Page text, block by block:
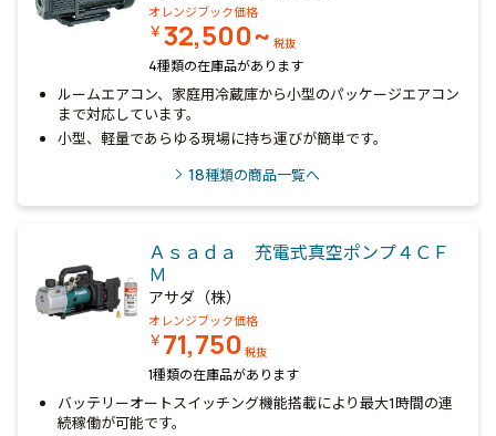
オレンジブック価格
￥32,500~ 税抜
4種類の在庫品があります
ルームエアコン、家庭用冷蔵庫から小型のパッケージエアコン
まで対応しています。
小型、軽量であらゆる現場に持ち運びが簡単です。
18種類の商品一覧へ
Ａｓａｄａ 充電式真空ポンプ４ＣＦ
Ｍ
アサダ（株）
オレンジブック価格
￥71,750 税抜
1種類の在庫品があります
バッテリーオートスイッチング機能搭載により最大1時間の連
続稼働が可能です。